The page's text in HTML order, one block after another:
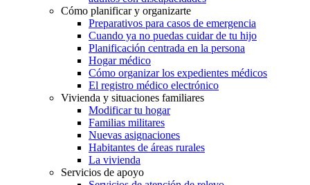
Cómo planificar y organizarte
Preparativos para casos de emergencia
Cuando ya no puedas cuidar de tu hijo
Planificación centrada en la persona
Hogar médico
Cómo organizar los expedientes médicos
El registro médico electrónico
Vivienda y situaciones familiares
Modificar tu hogar
Familias militares
Nuevas asignaciones
Habitantes de áreas rurales
La vivienda
Servicios de apoyo